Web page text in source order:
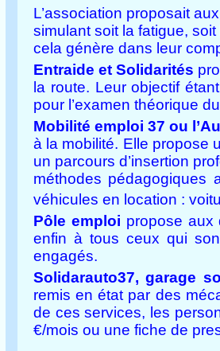
L’association proposait
simulant soit la fatigue,
cela génère dans leur
Entraide et Solidarités
la route. Leur objectif
pour l’examen théorique
Mobilité emploi 37 ou
à la mobilité. Elle propose
un parcours d’insertion
méthodes pédagogiques
véhicules en location :
Pôle emploi propose aux
enfin à tous ceux qui
engagés.
Solidarauto37, garage
remis en état par des
de ces services, les
€/mois ou une fiche de